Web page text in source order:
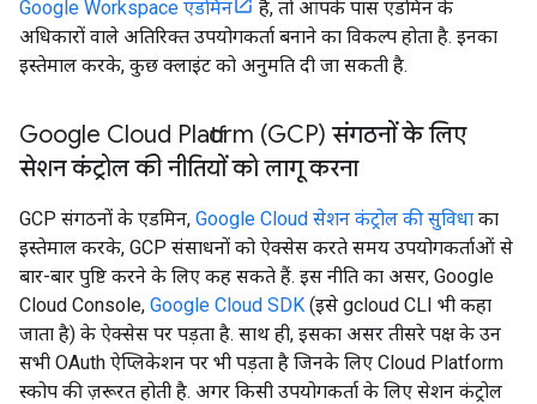
Google Workspace एडमिन
हैं, तो आपके पास एडमिन के
अधिकारों वाले अतिरिक्त उपयोगकर्ता बनाने का विकल्प होता है. इनका
इस्तेमाल करके, कुछ क्लाइंट को अनुमति दी जा सकती है.
Google Cloud Platform (GCP) संगठनों के लिए
सेशन कंट्रोल की नीतियों को लागू करना
GCP संगठनों के एडमिन, Google Cloud सेशन कंट्रोल की सुविधा का
इस्तेमाल करके, GCP संसाधनों को ऐक्सेस करते समय उपयोगकर्ताओं से
बार-बार पुष्टि करने के लिए कह सकते हैं. इस नीति का असर, Google
Cloud Console, Google Cloud SDK (इसे gcloud CLI भी कहा
जाता है) के ऐक्सेस पर पड़ता है. साथ ही, इसका असर तीसरे पक्ष के उन
सभी OAuth ऐप्लिकेशन पर भी पड़ता है जिनके लिए Cloud Platform
स्कोप की ज़रूरत होती है. अगर किसी उपयोगकर्ता के लिए सेशन कंट्रोल